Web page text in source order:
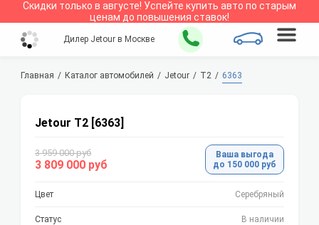
Скидки только в августе! Успейте купить авто по старым
ценам до повышения ставок!
Дилер Jetour в Москве
Главная Каталог автомобилей Jetour T2 6363
Jetour T2 [6363]
3 959 000 руб
3 809 000 руб
Ваша выгода
до 150 000 руб
Цвет Серебряный
Статус В наличии